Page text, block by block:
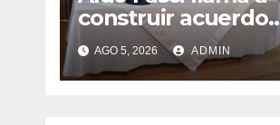
construir acuerdos
para dar
gobernabilidad a
Nuevo León
AGO 5, 2026 ADMIN